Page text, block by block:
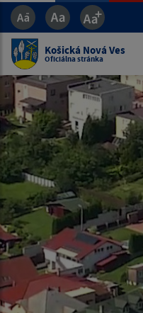
Košická Nová Ves
Oficiálna stránka